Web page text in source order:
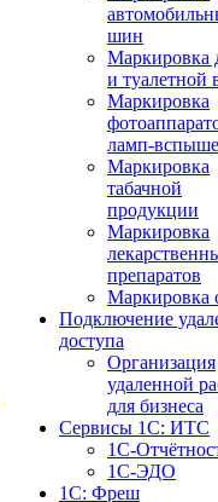
шин
Маркировка
и туалетной
Маркировка
ламп-
Маркировка
табачной
продукции
Маркировка
препаратов
Маркировка
Подключение
доступа
Организация
удаленной
для бизнеса
Сервисы 1C: ИТС
1С-
1С-ЭДО
1С: Фреш